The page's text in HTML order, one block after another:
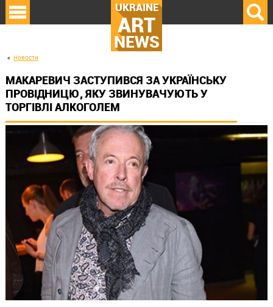
UKRAINE
ART
NEWS
Новости
МАКАРЕВИЧ ЗАСТУПИВСЯ ЗА УКРАЇНСЬКУ
ПРОВІДНИЦЮ, ЯКУ ЗВИНУВАЧУЮТЬ У
ТОРГІВЛІ АЛКОГОЛЕМ